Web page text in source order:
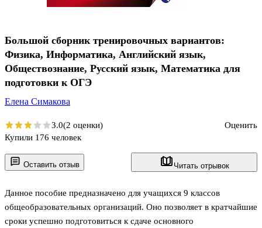
Оставить отзыв Читать отрывок
Данное пособие предназначено для учащихся 9 классов
общеобразовательных организаций. Оно позволяет в кратчайшие
сроки успешно подготовиться к сдаче основного
Большой сборник тренировочных вариантов:
Физика, Информатика, Английский язык,
Обществознание, Русский язык, Математика для
подготовки к ОГЭ
Елена Симакова
3.0(2 оценки)
Оценить
Купили 176 человек